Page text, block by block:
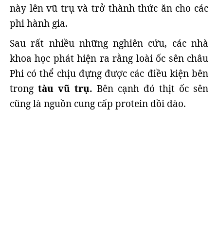
này lên vũ trụ và trở thành thức ăn cho các
phi hành gia.
Sau rất nhiều những nghiên cứu, các nhà
khoa học phát hiện ra rằng loài ốc sên châu
Phi có thể chịu đựng được các điều kiện bên
trong tàu vũ trụ. Bên cạnh đó thịt ốc sên
cũng là nguồn cung cấp protein dồi dào.